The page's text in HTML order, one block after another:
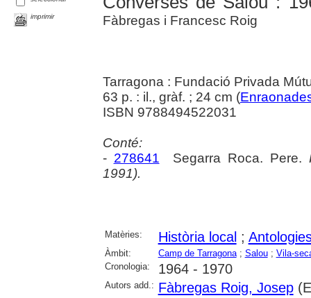
imprimir Fàbregas i Francesc Roig
Tarragona : Fundació Privada
63 p. : il., gràf. ; 24 cm (
ISBN 9788494522031
Conté:
- 278641 Segarra Roca. Pere.
1991).
Matèries: Història local ;
Àmbit: Camp de Tarragona; Salou; Vila-
Cronologia:
1964 - 1970
Autors add.: Fàbregas Roig, Josep